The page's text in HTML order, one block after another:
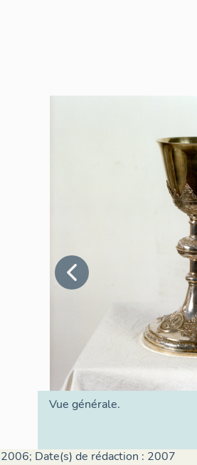
Vue générale.
Date(s) de rédaction : 2007